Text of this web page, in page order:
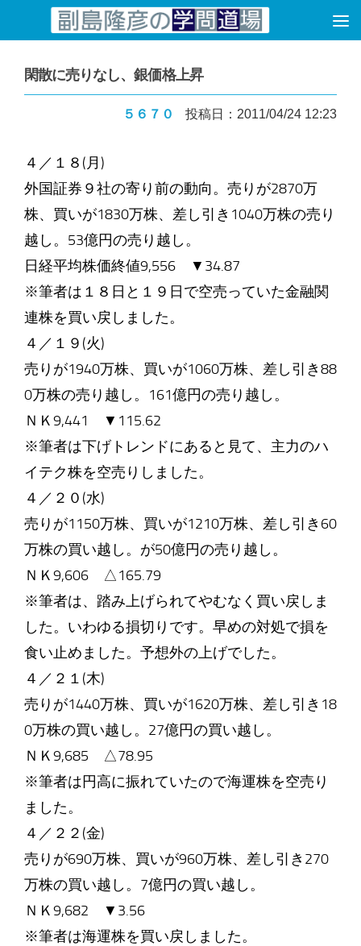
コンテンツへスキップ
閑散に売りなし、銀価格上昇
５６７０ 投稿日：2011/04/24 12:23
４／１８(月)
外国証券９社の寄り前の動向。売りが2870万
株、買いが1830万株、差し引き1040万株の売り
越し。53億円の売り越し。
日経平均株価終値9,556 ▼34.87
※筆者は１８日と１９日で空売っていた金融関
連株を買い戻しました。
４／１９(火)
売りが1940万株、買いが1060万株、差し引き88
0万株の売り越し。161億円の売り越し。
ＮＫ9,441 ▼115.62
※筆者は下げトレンドにあると見て、主力のハ
イテク株を空売りしました。
４／２０(水)
売りが1150万株、買いが1210万株、差し引き60
万株の買い越し。が50億円の売り越し。
ＮＫ9,606 △165.79
※筆者は、踏み上げられてやむなく買い戻しま
した。いわゆる損切りです。早めの対処で損を
食い止めました。予想外の上げでした。
４／２１(木)
売りが1440万株、買いが1620万株、差し引き18
0万株の買い越し。27億円の買い越し。
ＮＫ9,685 △78.95
※筆者は円高に振れていたので海運株を空売り
ました。
４／２２(金)
売りが690万株、買いが960万株、差し引き270
万株の買い越し。7億円の買い越し。
ＮＫ9,682 ▼3.56
※筆者は海運株を買い戻しました。